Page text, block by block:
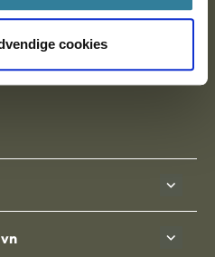
cookies